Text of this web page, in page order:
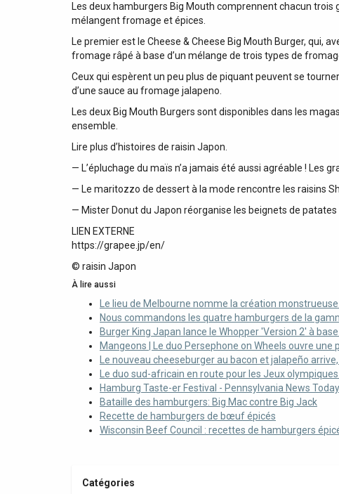
Les deux hamburgers Big Mouth comprennent chacun
mélangent fromage et épices.
Le premier est le Cheese & Cheese Big Mouth Burger, qui,
fromage râpé à base d’un mélange de trois types de
Ceux qui espèrent un peu plus de piquant peuvent se
d’une sauce au fromage jalapeno.
Les deux Big Mouth Burgers sont disponibles dans les
ensemble.
Lire plus d’histoires de raisin Japon.
— L’épluchage du maïs n’a jamais été aussi agréable ! Les
— Le maritozzo de dessert à la mode rencontre les raisins
— Mister Donut du Japon réorganise les beignets de
LIEN EXTERNE
https://grapee.jp/en/
© raisin Japon
À lire aussi
Le lieu de Melbourne nomme la création
Nous commandons les quatre hamburgers de la
Burger King Japan lance le Whopper 'Version 2' à
Mangeons | Le duo Persephone on Wheels ouvre
Le nouveau cheeseburger au bacon et jalapeño
Le duo sud-africain en route pour les Jeux
Hamburg Taste-er Festival - Pennsylvania News Today
Bataille des hamburgers: Big Mac contre Big Jack
Recette de hamburgers de bœuf épicés
Wisconsin Beef Council : recettes de hamburgers
Catégories